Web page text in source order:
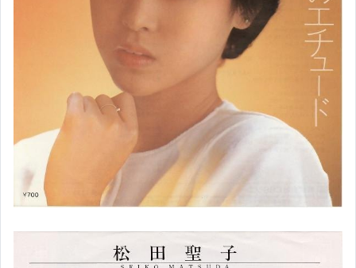
【現貨區】煤油暖爐耗材及配件
【昭和老式音響/藍芽音箱 】
【銅鍋/銅壺/銅杯】
【昭和食器/玻璃杯組/碗組】
【昭和時期琺瑯鍋】
【日本錫器】
【現貨區】賽車椅+配件